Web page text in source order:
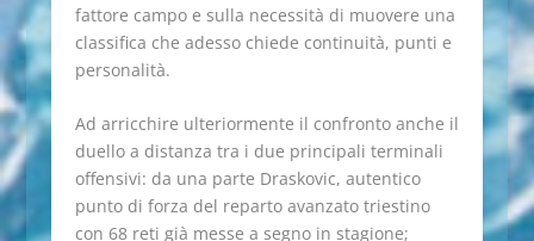
fattore campo e sulla necessità di muovere una
classifica che adesso chiede continuità, punti e
personalità.
Ad arricchire ulteriormente il confronto anche il
duello a distanza tra i due principali terminali
offensivi: da una parte Draskovic, autentico
punto di forza del reparto avanzato triestino
con 68 reti già messe a segno in stagione;